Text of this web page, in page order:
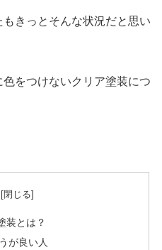
きっとそんな状況だと思い
をつけないクリア塗装につ
装とは？
が良い人